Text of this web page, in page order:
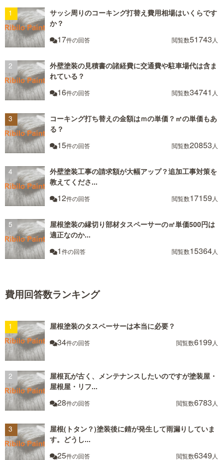
サッシ周りのコーキング打替え費用相場はいくらです
か？
17件の回答 閲覧数51743 人
外壁塗装の見積書の諸経費に交通費や駐車場代は含ま
れている？
16件の回答 閲覧数34741 人
コーキング打ち替えの金額はｍの単価？㎡の単価もあ
る？
15件の回答 閲覧数20853 人
外壁塗装工事の請求額が大幅アップ？追加工事対策を
教えてくださ...
12件の回答 閲覧数17159 人
屋根塗装の縁切り部材タスペーサーの㎡単価500円は
適正なのか...
1件の回答 閲覧数15364人
費用回答数ランキング
屋根塗装のタスペーサーは本当に必要？
34件の回答 閲覧数6199 人
屋根瓦が古く、メンテナンスしたいのですが塗装屋・
屋根屋・リフ...
28件の回答 閲覧数6783 人
屋根(トタン？)塗装後に錆が発生して雨漏りしていま
す。どうし...
25件の回答 閲覧数6349 人